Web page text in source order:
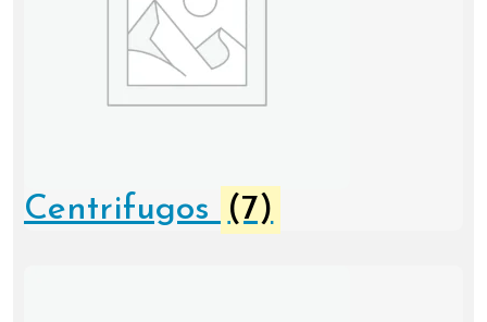
Centrifugos (7)